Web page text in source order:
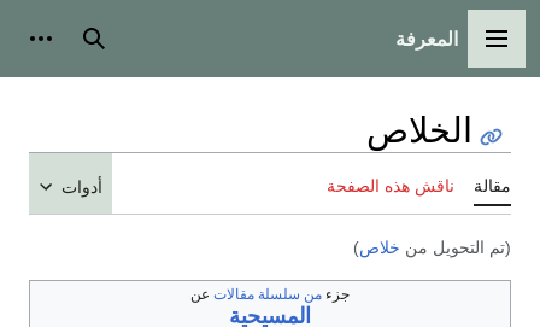
القائمة الرئيسية
المعرفة بحث
الخلاص
مقالة ناقش هذه الصفحة أدوات
(تم التحويل من خلاص)
جزء من سلسلة مقالات عن
المسيحية